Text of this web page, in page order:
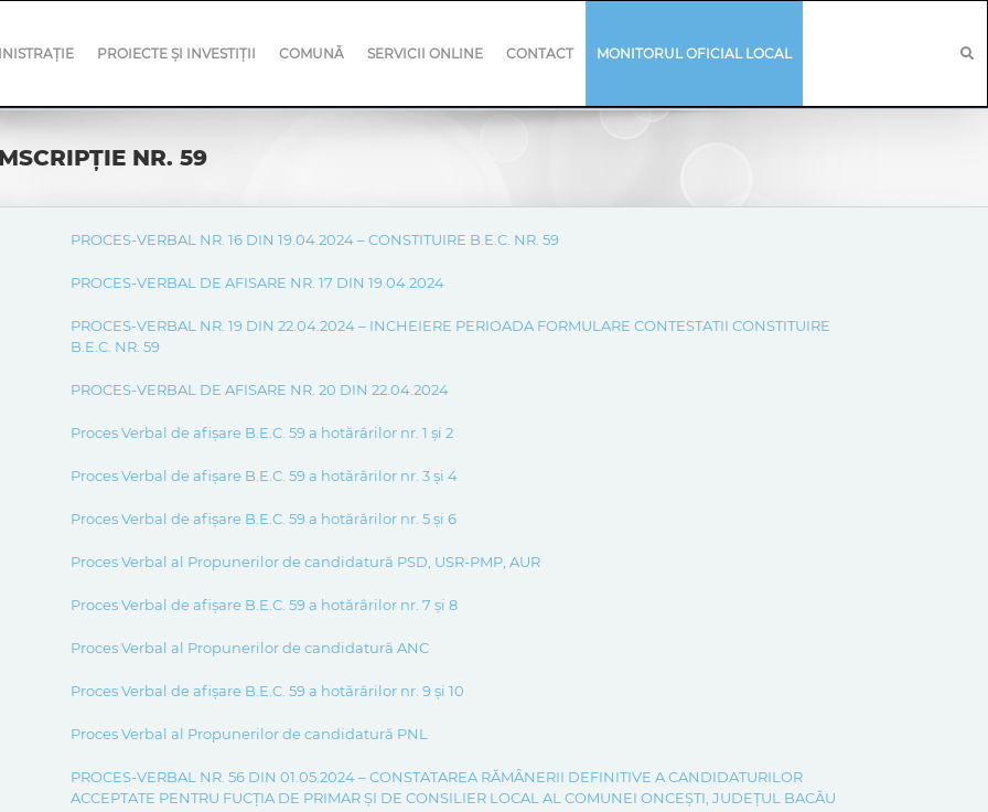
PROIECTE ȘI INVESTIȚII COMUNĂ SERVICII ONLINE CONTACT MONITORUL OFICIAL LOCAL
NR. 59
PROCES-VERBAL NR. 16 DIN 19.04.2024 – CONSTITUIRE B.E.C. NR. 59
PROCES-VERBAL DE AFISARE NR. 17 DIN 19.04.2024
PROCES-VERBAL NR. 19 DIN 22.04.2024 – INCHEIERE PERIOADA FORMULARE CONTESTATII CONSTITUIRE
B.E.C. NR. 59
PROCES-VERBAL DE AFISARE NR. 20 DIN 22.04.2024
Proces Verbal de afișare B.E.C. 59 a hotărârilor nr. 1 și 2
Proces Verbal de afișare B.E.C. 59 a hotărârilor nr. 3 și 4
Proces Verbal de afișare B.E.C. 59 a hotărârilor nr. 5 și 6
Proces Verbal al Propunerilor de candidatură PSD, USR-PMP, AUR
Proces Verbal de afișare B.E.C. 59 a hotărârilor nr. 7 și 8
Proces Verbal al Propunerilor de candidatură ANC
Proces Verbal de afișare B.E.C. 59 a hotărârilor nr. 9 și 10
Proces Verbal al Propunerilor de candidatură PNL
PROCES-VERBAL NR. 56 DIN 01.05.2024 – CONSTATAREA RĂMȂNERII DEFINITIVE A CANDIDATURILOR
ACCEPTATE PENTRU FUCȚIA DE PRIMAR ȘI DE CONSILIER LOCAL AL COMUNEI ONCEȘTI, JUDEȚUL BACĂU